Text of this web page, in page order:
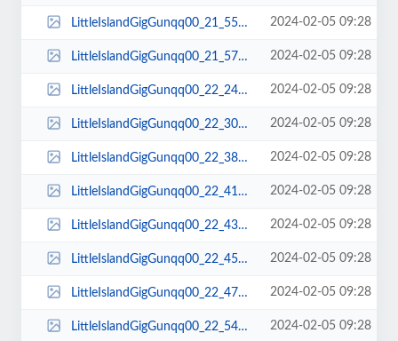
LittleIslandGigGunqq00_21_55qq00157.jpg 2024-02-05 09:28
LittleIslandGigGunqq00_21_57qq00158.jpg 2024-02-05 09:28
LittleIslandGigGunqq00_22_24qq00159.jpg 2024-02-05 09:28
LittleIslandGigGunqq00_22_30qq00160.jpg 2024-02-05 09:28
LittleIslandGigGunqq00_22_38qq00161.jpg 2024-02-05 09:28
LittleIslandGigGunqq00_22_41qq00162.jpg 2024-02-05 09:28
LittleIslandGigGunqq00_22_43qq00163.jpg 2024-02-05 09:28
LittleIslandGigGunqq00_22_45qq00164.jpg 2024-02-05 09:28
LittleIslandGigGunqq00_22_47qq00165.jpg 2024-02-05 09:28
LittleIslandGigGunqq00_22_54qq00166.jpg 2024-02-05 09:28